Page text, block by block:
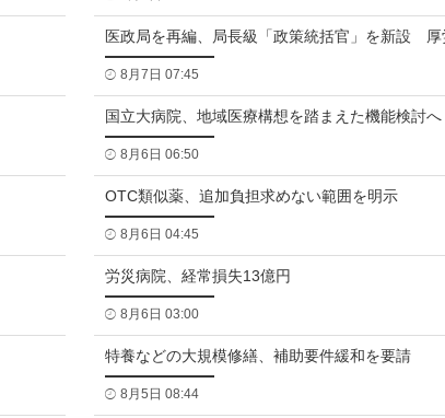
医政局を再編、局長級「政策統括官」を新設 厚
8月7日 07:45
国立大病院、地域医療構想を踏まえた機能検討へ
8月6日 06:50
OTC類似薬、追加負担求めない範囲を明示
8月6日 04:45
労災病院、経常損失13億円
8月6日 03:00
特養などの大規模修繕、補助要件緩和を要請
8月5日 08:44